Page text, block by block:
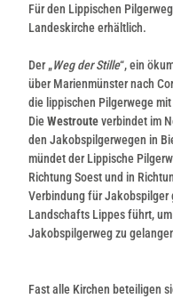
Für den Lippischen
Landeskirche erhältlich.
Der „Weg der Stille“, ein
über Marienmünster nach
die lippischen Pilgerwege
DieWestrouteverbindet im
den Jakobspilgerwegen in
mündet der Lippische
Richtung Soest und in
Verbindung für
Landschafts Lippes führt,
Jakobspilgerweg zu
Fast alle Kirchen beteiligen